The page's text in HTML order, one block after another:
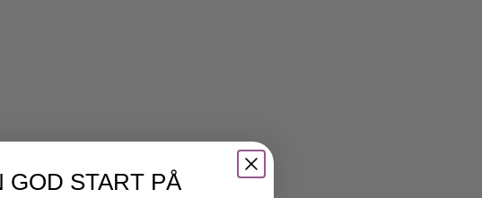
GOD START PÅ